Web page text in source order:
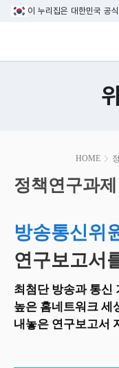
이 누리집은 대한민국 공
방송미디어
HOME
시
작
정책연구과제
방송통신위
연구보고서
최첨단 방송과 통신
높은 홈네트워크 세
내놓은 연구보고서